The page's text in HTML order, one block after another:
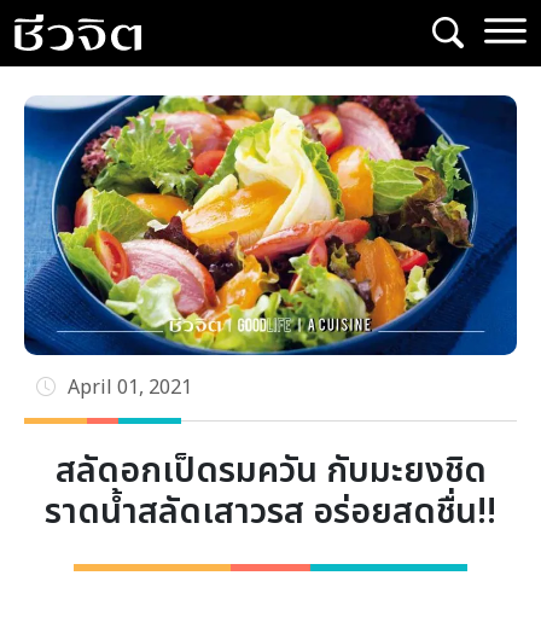
Skip
to
content
April 01, 2021
สลัดอกเป็ดรมควัน กับมะยงชิด
ราดน้ำสลัดเสาวรส อร่อยสดชื่น!!